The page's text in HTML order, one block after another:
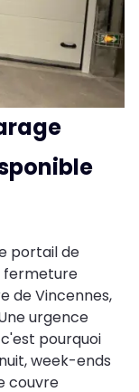
portail de
fermeture
de Vincennes,
urgence
pourquoi
week-ends
couvre